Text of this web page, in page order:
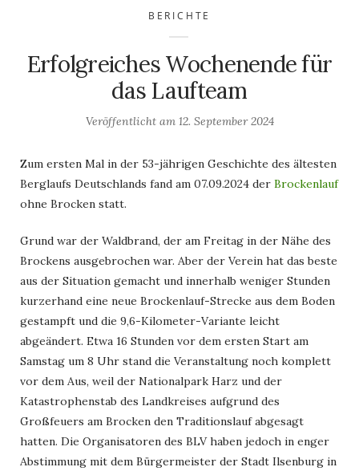
BERICHTE
Erfolgreiches Wochenende für
das Laufteam
Veröffentlicht am 12. September 2024
Zum ersten Mal in der 53-jährigen Geschichte des ältesten
Berglaufs Deutschlands fand am 07.09.2024 derBrockenlauf
ohne Brocken statt.
Grund war der Waldbrand, der am Freitag in der Nähe des
Brockens ausgebrochen war. Aber der Verein hat das beste
aus der Situation gemacht und innerhalb weniger Stunden
kurzerhand eine neue Brockenlauf-Strecke aus dem Boden
gestampft und die 9,6-Kilometer-Variante leicht
abgeändert. Etwa 16 Stunden vor dem ersten Start am
Samstag um 8 Uhr stand die Veranstaltung noch komplett
vor dem Aus, weil der Nationalpark Harz und der
Katastrophenstab des Landkreises aufgrund des
Großfeuers am Brocken den Traditionslauf abgesagt
hatten. Die Organisatoren des BLV haben jedoch in enger
Abstimmung mit dem Bürgermeister der Stadt Ilsenburg in